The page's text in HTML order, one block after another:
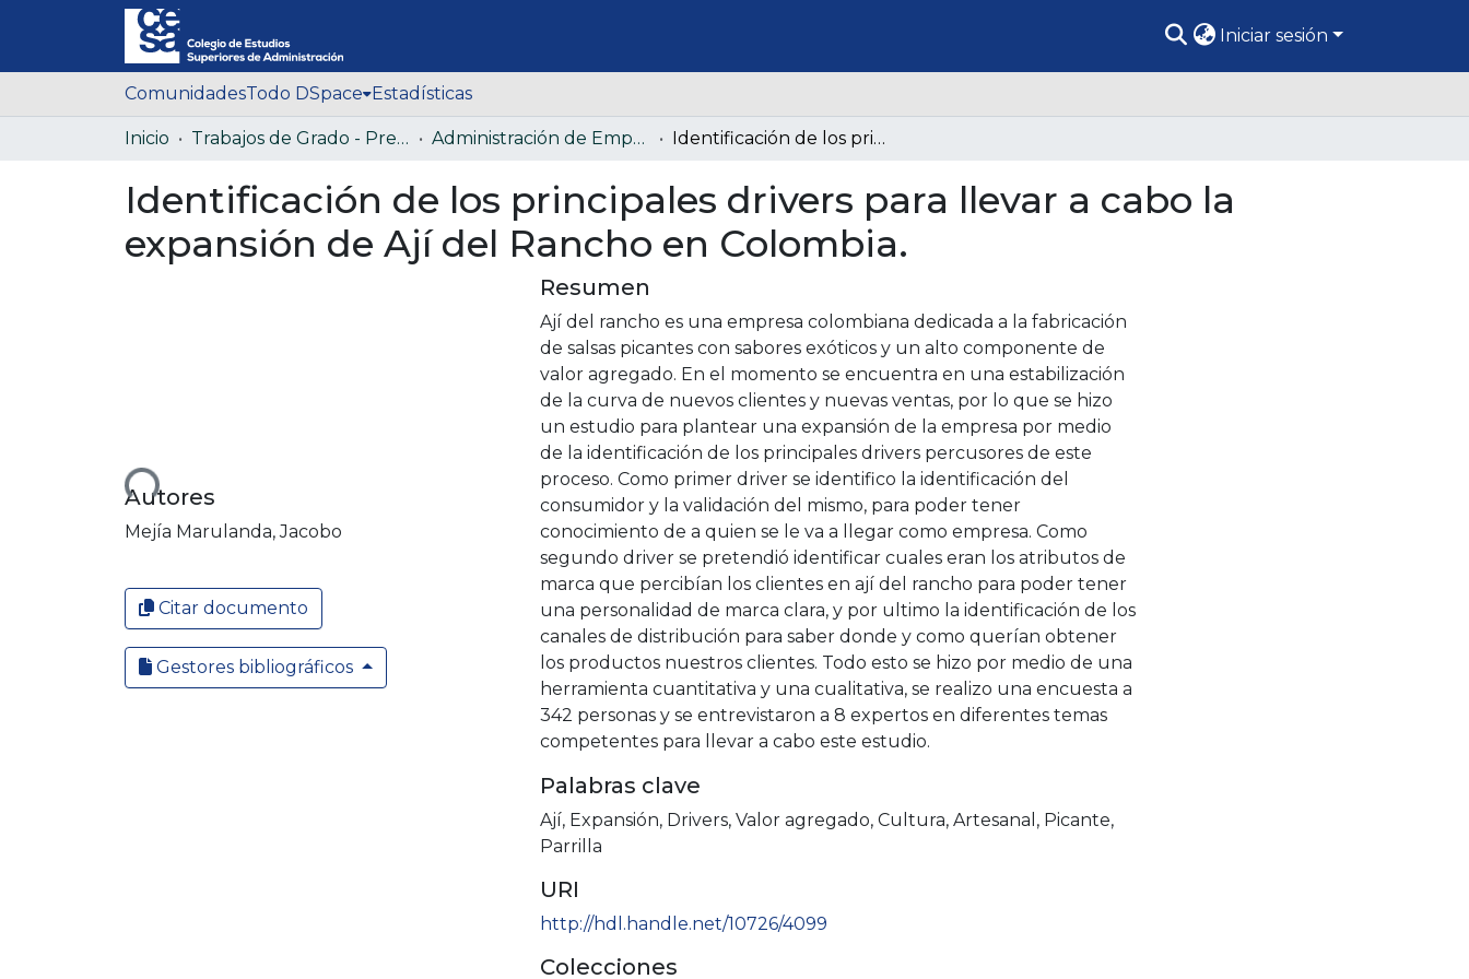
Iniciar sesión
ComunidadesTodo DSpace Estadísticas
Inicio Trabajos de Grado - Pregrado Administración de Empresas Identificación de los principales drivers para llevar a cabo la expansión de Ají del Rancho en Colombia.
Identificación de los principales drivers para llevar a cabo la
expansión de Ají del Rancho en Colombia.
Cargando...Autores
Mejía Marulanda, Jacobo
Citar documento
Gestores bibliográficos
Resumen
Ají del rancho es una empresa colombiana dedicada a la fabricación
de salsas picantes con sabores exóticos y un alto componente de
valor agregado. En el momento se encuentra en una estabilización
de la curva de nuevos clientes y nuevas ventas, por lo que se hizo
un estudio para plantear una expansión de la empresa por medio
de la identificación de los principales drivers percusores de este
proceso. Como primer driver se identifico la identificación del
consumidor y la validación del mismo, para poder tener
conocimiento de a quien se le va a llegar como empresa. Como
segundo driver se pretendió identificar cuales eran los atributos de
marca que percibían los clientes en ají del rancho para poder tener
una personalidad de marca clara, y por ultimo la identificación de los
canales de distribución para saber donde y como querían obtener
los productos nuestros clientes. Todo esto se hizo por medio de una
herramienta cuantitativa y una cualitativa, se realizo una encuesta a
342 personas y se entrevistaron a 8 expertos en diferentes temas
competentes para llevar a cabo este estudio.
Palabras clave
Ají, Expansión, Drivers, Valor agregado, Cultura, Artesanal , Picante,
Parrilla
URI
http://hdl.handle.net/10726/4099
Colecciones